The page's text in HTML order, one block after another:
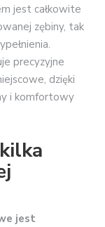
jest całkowite
zębiny, tak
precyzyjne
dzięki
i komfortowy
jest